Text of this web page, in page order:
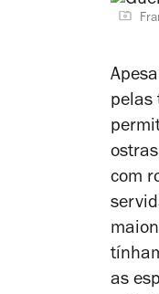
pelas
com
as